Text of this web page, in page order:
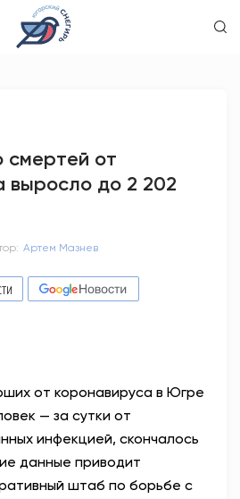
НАС СЕМЕЙНОЕ
от
выросло до 2 202
Артем Мазнев
от коронавируса в Югре
— за сутки от
инфекцией, скончалось
данные приводит
штаб по борьбе с